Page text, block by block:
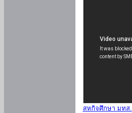
สหกิจศึกษา มทส.